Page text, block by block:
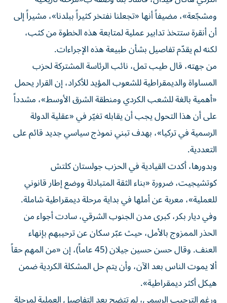
ومشجّعة»، مضيفاً أنها «تجعلنا نفتخر كثيراً ببلدنا»، مشيراً إلى
أن أنقرة ستتخذ تدابير عملية لمتابعة هذه الخطوة من كثب،
لكنه لم يقدّم تفاصيل بشأن طبيعة هذه الإجراءات.
من جهته، قال طيب تمل، نائب الرئاسة المشتركة لحزب
المساواة والديمقراطية للشعوب المؤيد للأكراد، إن القرار يحمل
«أهمية بالغة للشعب الكردي ومنطقة الشرق الأوسط»، مشدداً
على أن هذا التحول يجب أن يقابله تغيّر في «عقلية الدولة
الرسمية في تركيا»، بهدف تبني نموذج سياسي جديد قائم على
التعددية.
وبدورها، أكدت القيادية في الحزب جولستان كلتش
كوتشيجيت، ضرورة «بناء الثقة المتبادلة ووضع إطار قانوني
للعملية»، معربة عن أملها في بداية مرحلة ديمقراطية شاملة.
وفي ديار بكر، كبرى مدن الجنوب الشرقي، سادت أجواء من
الحذر الممزوج بالأمل، حيث عبّر سكان عن ترحيبهم بإنهاء
العنف. وقال حسن حسين جيلان (45 عاماً)، إن «من المهم حقاً
ألا يموت الناس بعد الآن، وأن يتم حل المشكلة الكردية ضمن
هيكل أكثر ديمقراطية».